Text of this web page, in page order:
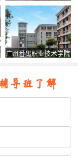
广州番禺职业技术学院